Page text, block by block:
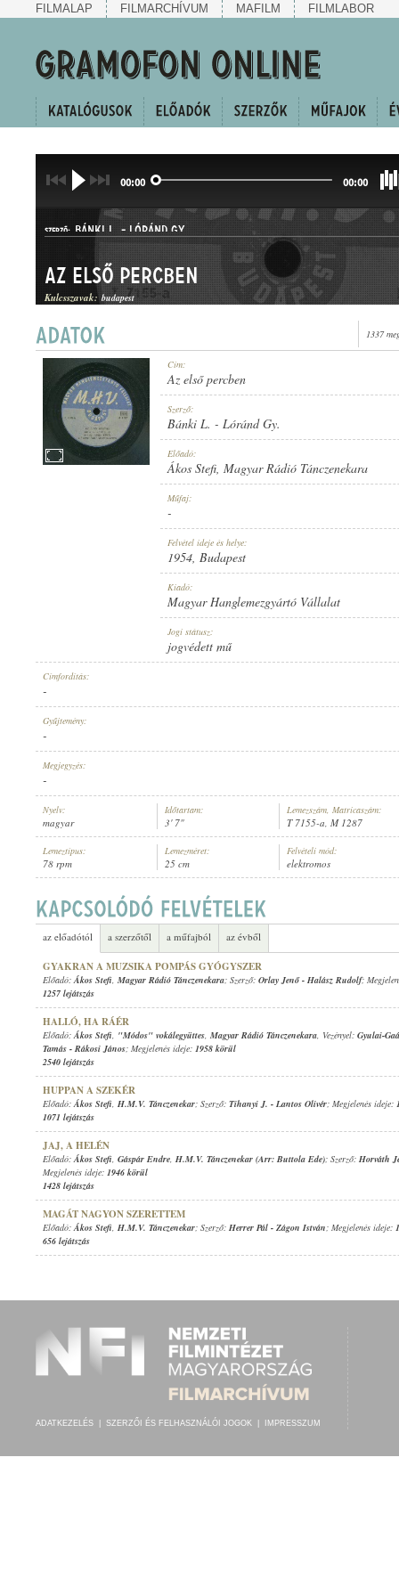
FILMALAP FILMARCHÍVUM MAFILM FILMLABOR
00:00 00:00
ÁKOS STEFI, MAGYAR RÁDIÓ TÁNCZENEKARA
SZERZŐ: BÁNKI L. -LÓRÁND GY.
MAGYAR HANGLEMEZGYÁRTÓ VÁLLALAT
LEMEZSZÁM:
Az első percben
Kulcsszavak: budapest
1337
Cím:
Az első percben
Szerző:
Bánki L. - Lóránd Gy.
Előadó:
Ákos Stefi, Magyar Rádió Tánczenekara
Műfaj:
-
Felvétel ideje és helye:
1954, Budapest
Kiadó:
Magyar Hanglemezgyártó Vállalat
Jogi státusz:
jogvédett mű
Címfordítás:
-
Gyűjtemény:
-
Megjegyzés:
-
Nyelv:
magyar
Időtartam:
3' 7"
Lemezszám, Matricaszám:
T 7155-a, M 1287
Lemeztípus:
78 rpm
Lemezméret:
25 cm
Felvételi mód:
elektromos
az előadótól a szerzőtől a műfajból az évből
GYAKRAN A MUZSIKA POMPÁS GYÓGYSZER
Előadó:Ákos Stefi, Magyar Rádió Tánczenekara; Szerző: Orlay Jenő- Halász Rudolf;
1257 lejátszás
HALLÓ, HA RÁÉR
Előadó:Ákos Stefi, "Módos" vokálegyüttes, Magyar Rádió Tánczenekara, Vezényel: Gyulai-
Tamás - Rákosi János; Megjelenés ideje: 1958 körül
2540 lejátszás
HUPPAN A SZEKÉR
Előadó:Ákos Stefi, H.M.V. Tánczenekar; Szerző: Tihanyi J. - Lantos Olivér; Megjelenés ideje:
1071 lejátszás
JAJ, A HELÉN
Előadó:Ákos Stefi, Gáspár Endre, H.M.V. Tánczenekar (Arr: Buttola Ede); Szerző: Horváth
Megjelenés ideje: 1946 körül
1428 lejátszás
MAGÁT NAGYON SZERETTEM
Előadó:Ákos Stefi, H.M.V. Tánczenekar; Szerző: Herrer Pál - Zágon István; Megjelenés ideje:
656 lejátszás
ADATKEZELÉS SZERZŐI ÉS FELHASZNÁLÓI JOGOK IMPRESSZUM